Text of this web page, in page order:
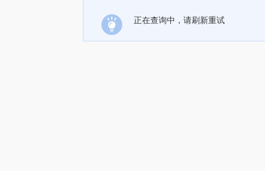
正在查询中，请刷新重试